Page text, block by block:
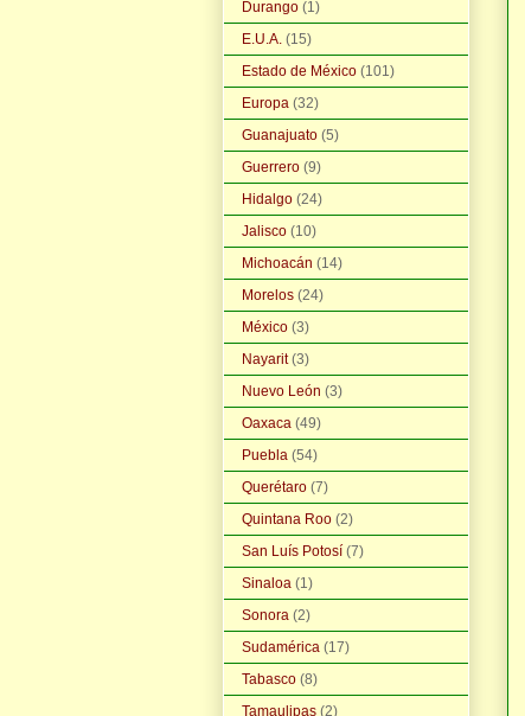
Durango (1)
E.U.A. (15)
Estado de México (101)
Europa (32)
Guanajuato (5)
Guerrero (9)
Hidalgo (24)
Jalisco (10)
Michoacán (14)
Morelos (24)
México (3)
Nayarit (3)
Nuevo León (3)
Oaxaca (49)
Puebla (54)
Querétaro (7)
Quintana Roo (2)
San Luís Potosí (7)
Sinaloa (1)
Sonora (2)
Sudamérica (17)
Tabasco (8)
Tamaulipas (2)